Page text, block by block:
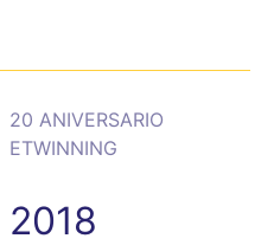
20 ANIVERSARIO
ETWINNING
2018